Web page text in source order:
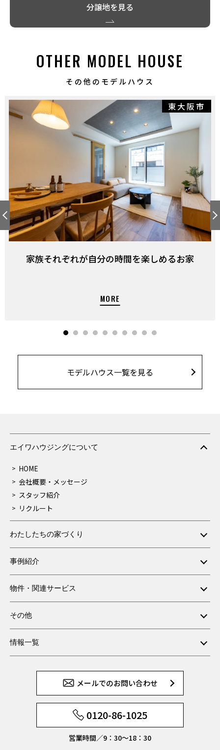
分譲地を見る
OTHER MODEL HOUSE
その他のモデルハウス
東大阪市
家族それぞれが自分の時間を楽しめるお家
モデルハウス一覧を見る
エイワハウジングについて
HOME
会社概要・メッセージ
スタッフ紹介
リクルート
わたしたちの家づくり
事例紹介
物件・関連サービス
その他
情報一覧
メールでのお問い合わせ
0120-86-1025
営業時間／9：30〜18：30